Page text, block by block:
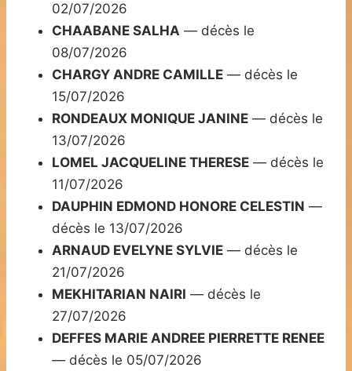
02/07/2026
CHAABANE SALHA — décès le
08/07/2026
CHARGY ANDRE CAMILLE — décès le
15/07/2026
RONDEAUX MONIQUE JANINE — décès le
13/07/2026
LOMEL JACQUELINE THERESE — décès le
11/07/2026
DAUPHIN EDMOND HONORE CELESTIN —
décès le 13/07/2026
ARNAUD EVELYNE SYLVIE — décès le
21/07/2026
MEKHITARIAN NAIRI — décès le
27/07/2026
DEFFES MARIE ANDREE PIERRETTE RENEE
— décès le 05/07/2026